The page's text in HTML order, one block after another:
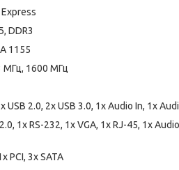
DDR3
1155
МГц, 1600 МГц
USB 2.0, 2x USB 3.0, 1x Audio In, 1x
1x RS-232, 1x VGA, 1x RJ-45, 1x
PCI, 3x SATA